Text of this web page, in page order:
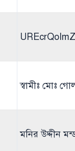
স্বামীঃ মোঃ
মনির উদ্দীন